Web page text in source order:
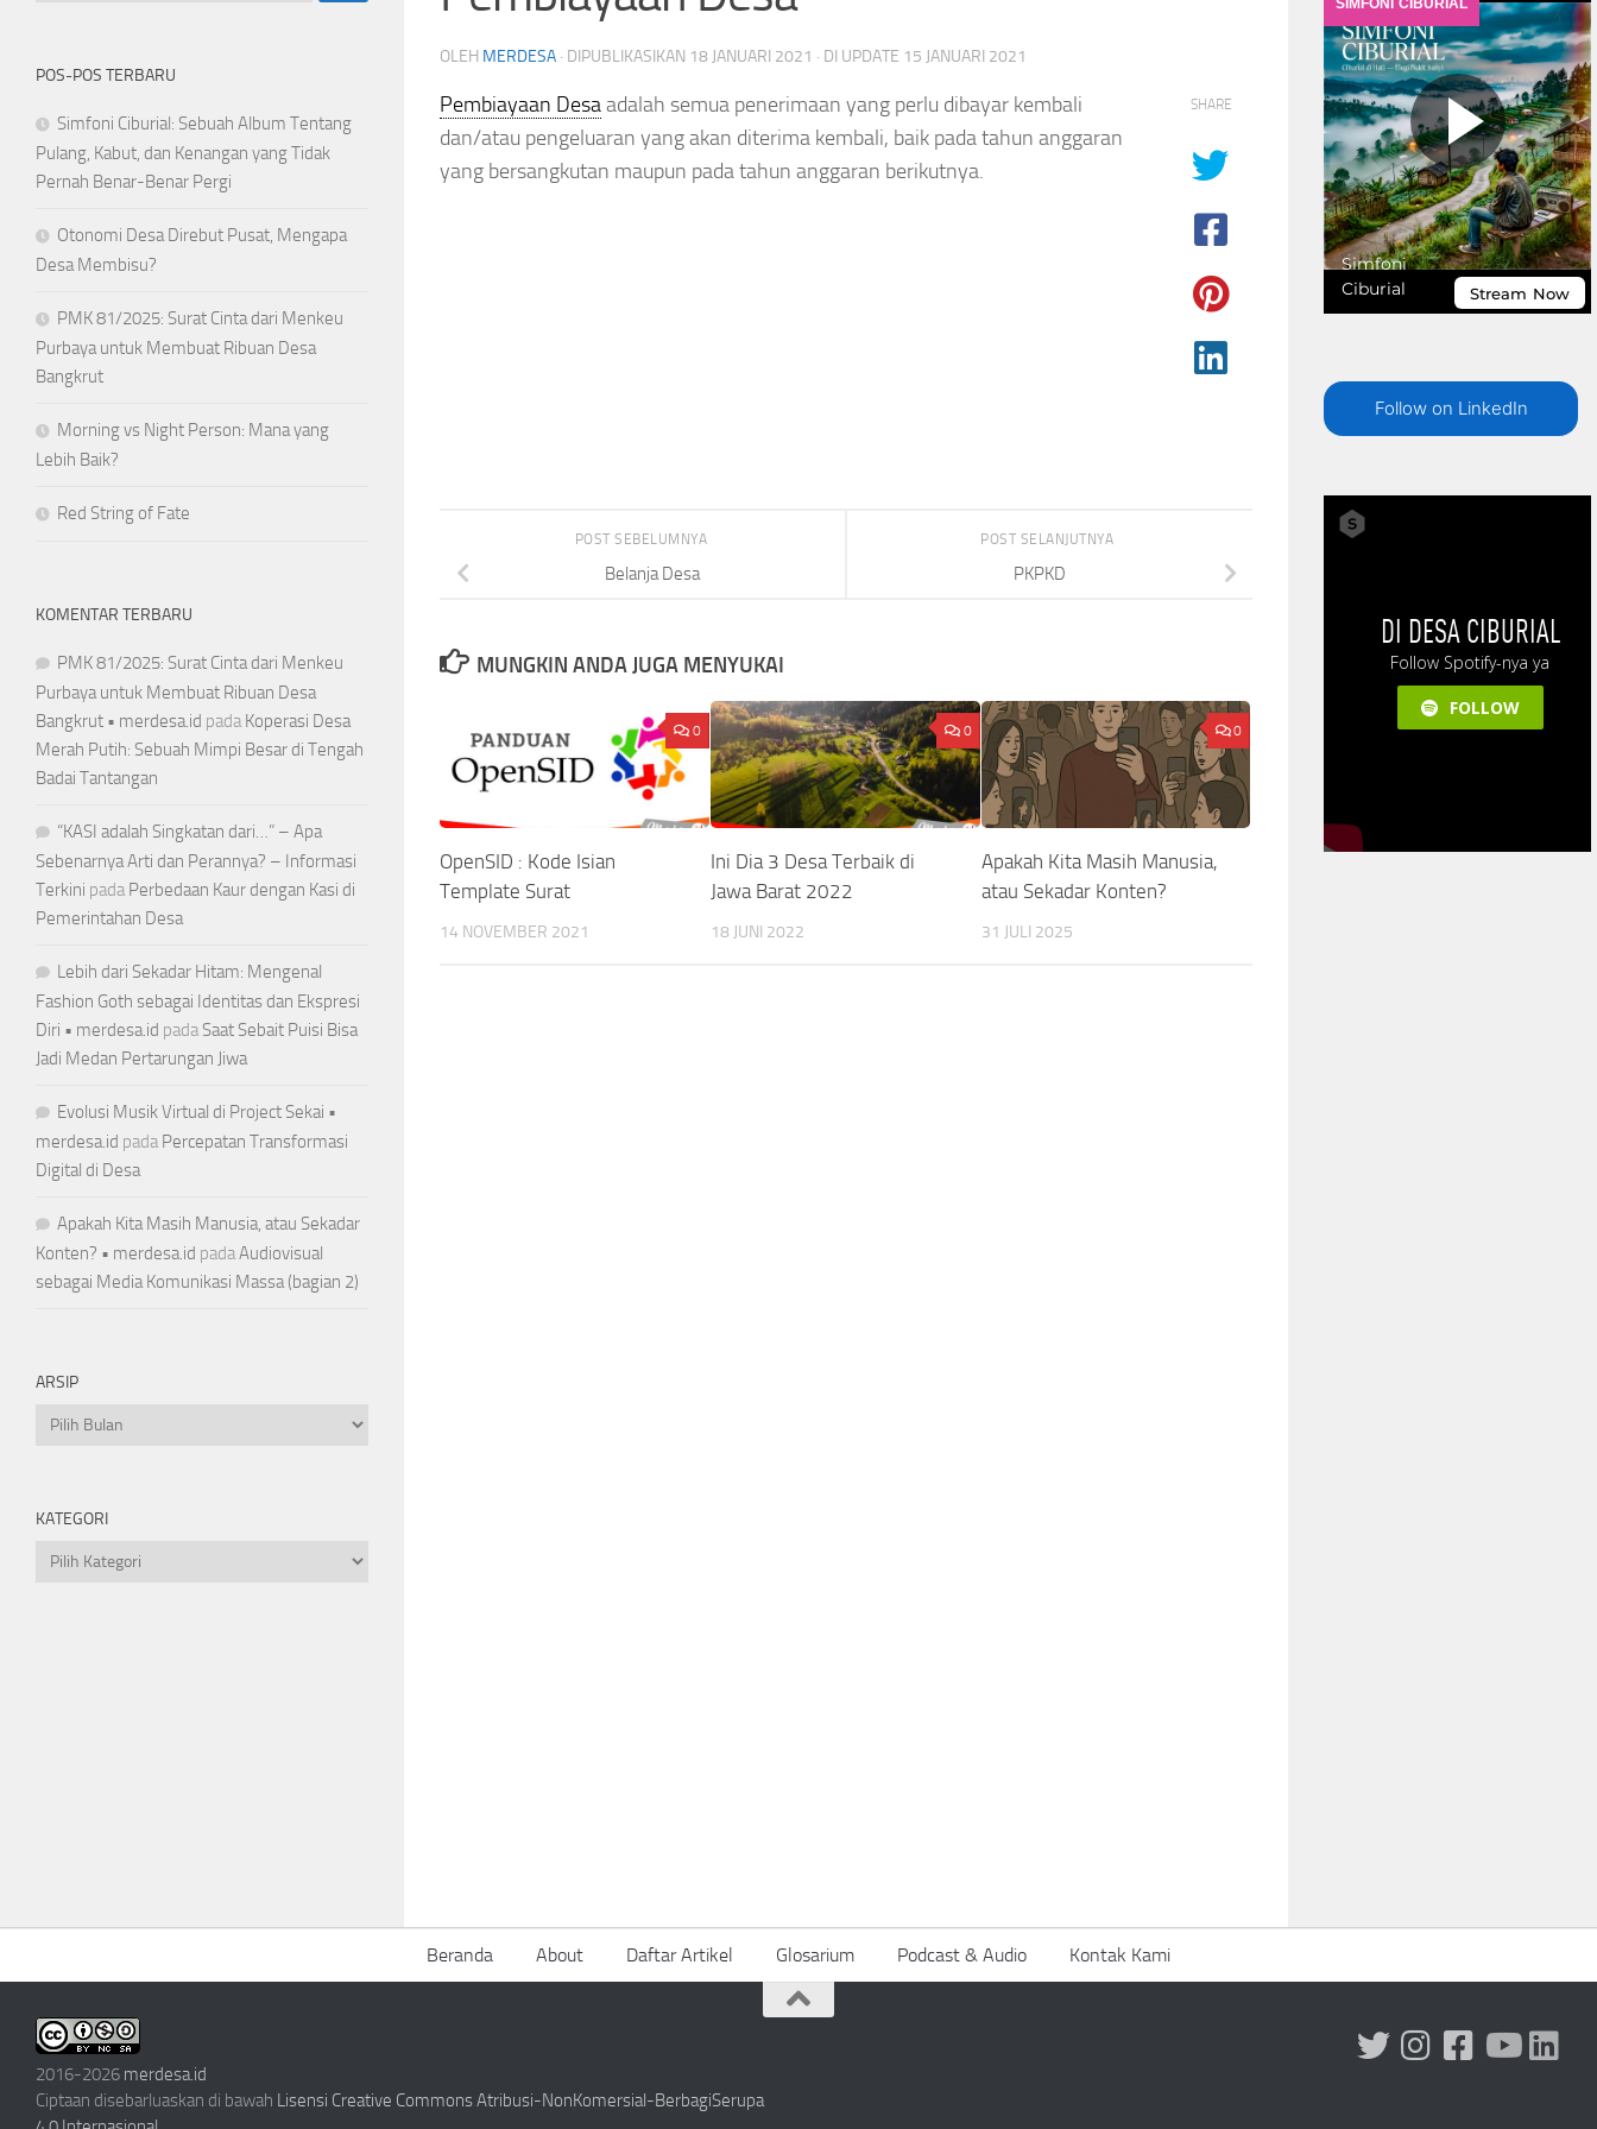
OLEH MERDESA · DIPUBLIKASIKAN 18 JANUARI 2021 · DI UPDATE 15 JANUARI 2021
Pembiayaan Desaadalah semua penerimaan yang perlu dibayar kembali
dan/atau pengeluaran yang akan diterima kembali, baik pada tahun anggaran
yang bersangkutan maupun pada tahun anggaran berikutnya.
SHARE
POST SELANJUTNYA
PKPKD
POST SEBELUMNYA
Belanja Desa
MUNGKIN ANDA JUGA MENYUKAI
0
OpenSID : Kode Isian
Template Surat
14 NOVEMBER 2021
0
Ini Dia 3 Desa Terbaik di
Jawa Barat 2022
18 JUNI 2022
0
Apakah Kita Masih Manusia,
atau Sekadar Konten?
31 JULI 2025
POS-POS TERBARU
Simfoni Ciburial: Sebuah Album Tentang
Pulang, Kabut, dan Kenangan yang Tidak
Pernah Benar-Benar Pergi
Otonomi Desa Direbut Pusat, Mengapa
Desa Membisu?
PMK 81/2025: Surat Cinta dari Menkeu
Purbaya untuk Membuat Ribuan Desa
Bangkrut
Morning vs Night Person: Mana yang
Lebih Baik?
Red String of Fate
KOMENTAR TERBARU
PMK 81/2025: Surat Cinta dari Menkeu
Purbaya untuk Membuat Ribuan Desa
Bangkrut • merdesa.id pada Koperasi Desa
Merah Putih: Sebuah Mimpi Besar di Tengah
Badai Tantangan
“KASI adalah Singkatan dari…” – Apa
Sebenarnya Arti dan Perannya? – Informasi
Terkini pada Perbedaan Kaur dengan Kasi di
Pemerintahan Desa
Lebih dari Sekadar Hitam: Mengenal
Fashion Goth sebagai Identitas dan Ekspresi
Diri • merdesa.id pada Saat Sebait Puisi Bisa
Jadi Medan Pertarungan Jiwa
Evolusi Musik Virtual di Project Sekai •
merdesa.id pada Percepatan Transformasi
Digital di Desa
Apakah Kita Masih Manusia, atau Sekadar
Konten? • merdesa.id padaAudiovisual
sebagai Media Komunikasi Massa (bagian 2)
ARSIP
Arsip
KATEGORI
Kategori
Follow on LinkedIn
Beranda About Daftar Artikel Glosarium Podcast & Audio Kontak Kami
2016-2026 merdesa.id
Ciptaan disebarluaskan di bawah Lisensi Creative Commons Atribusi-NonKomersial-BerbagiSerupa